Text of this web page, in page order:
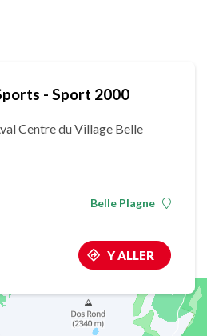
- Sport 2000
Centre du Village Belle
Belle Plagne
Y ALLER